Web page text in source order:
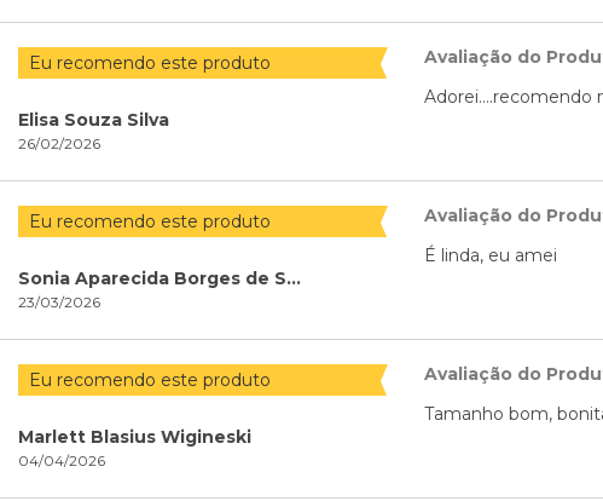
Eu recomendo este produto
Elisa Souza Silva
26/02/2026
Avaliação do
Adorei....recomendo
Eu recomendo este produto
Sonia Aparecida Borges de Souza
23/03/2026
Avaliação do
É linda, eu amei
Eu recomendo este produto
Marlett Blasius Wigineski
04/04/2026
Avaliação do
Tamanho bom,